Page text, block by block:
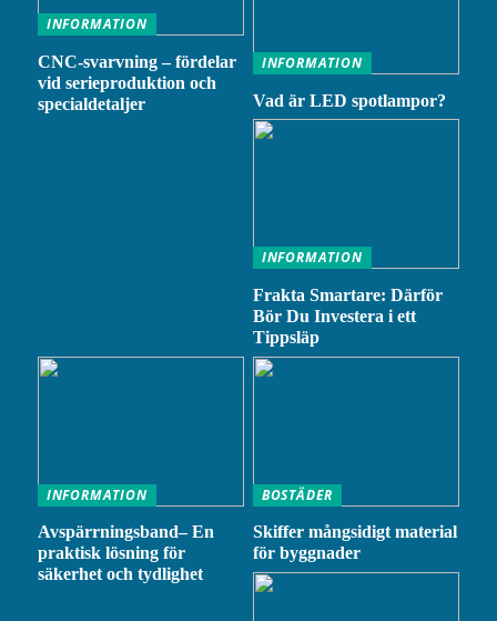
INFORMATION
CNC-svarvning – fördelar
vid serieproduktion och
specialdetaljer
INFORMATION
Vad är LED spotlampor?
INFORMATION
Frakta Smartare: Därför
Bör Du Investera i ett
Tippsläp
INFORMATION
Avspärrningsband– En
praktisk lösning för
säkerhet och tydlighet
BOSTÄDER
Skiffer mångsidigt material
för byggnader